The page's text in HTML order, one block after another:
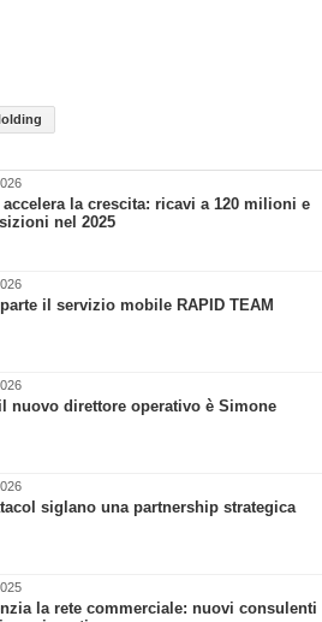
la crescita: ricavi a 120 milioni e
nel 2025
il servizio mobile RAPID TEAM
nuovo direttore operativo è Simone
siglano una partnership strategica
la rete commerciale: nuovi consulenti